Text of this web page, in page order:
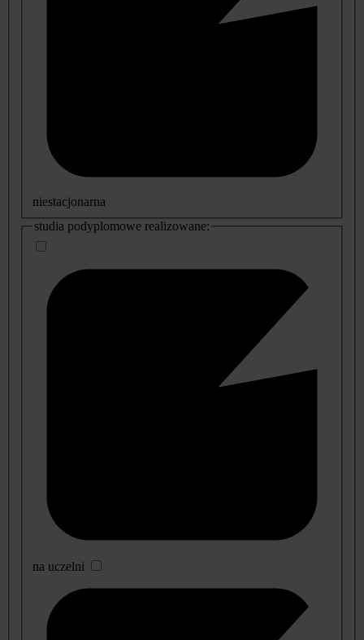
niestacjonarna
studia podyplomowe realizowane:
na uczelni